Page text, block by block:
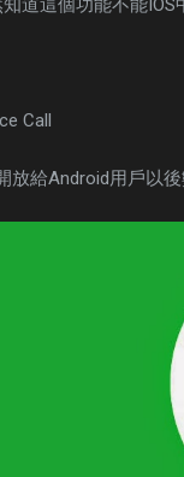
Call
放給Android用戶以